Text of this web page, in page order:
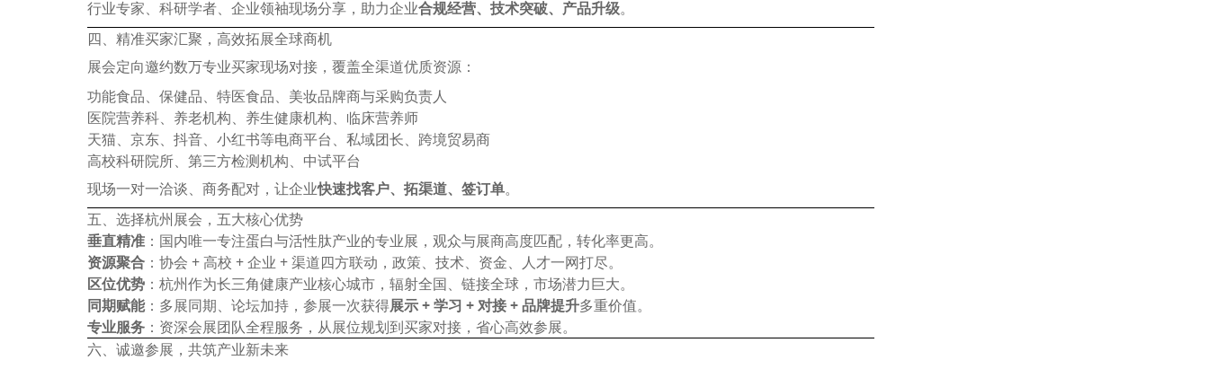
行业专家、科研学者、企业领袖现场分享，助力企业合规经营、技术突破、产品升级。
四、精准买家汇聚，高效拓展全球商机
展会定向邀约数万专业买家现场对接，覆盖全渠道优质资源：
功能食品、保健品、特医食品、美妆品牌商与采购负责人
医院营养科、养老机构、养生健康机构、临床营养师
天猫、京东、抖音、小红书等电商平台、私域团长、跨境贸易商
高校科研院所、第三方检测机构、中试平台
现场一对一洽谈、商务配对，让企业快速找客户、拓渠道、签订单。
五、选择杭州展会，五大核心优势
垂直精准 ：国内唯一专注蛋白与活性肽产业的专业展，观众与展商高度匹配，转化率更高。
资源聚合 ：协会 + 高校 + 企业 + 渠道四方联动，政策、技术、资金、人才一网打尽。
区位优势 ：杭州作为长三角健康产业核心城市，辐射全国、链接全球，市场潜力巨大。
同期赋能：多展同期、论坛加持，参展一次获得展示 + 学习 + 对接 + 品牌提升多重价值。
专业服务 ：资深会展团队全程服务，从展位规划到买家对接，省心高效参展。
六、诚邀参展，共筑产业新未来